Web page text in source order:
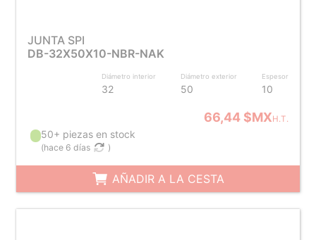
JUNTA SPI
DB-32X50X10-NBR-NAK
Diámetro interior
32
Diámetro exterior
50
Espesor
10
66,44 $MXH.T.
50+ piezas en stock
(hace 6 días )
AÑADIR A LA CESTA